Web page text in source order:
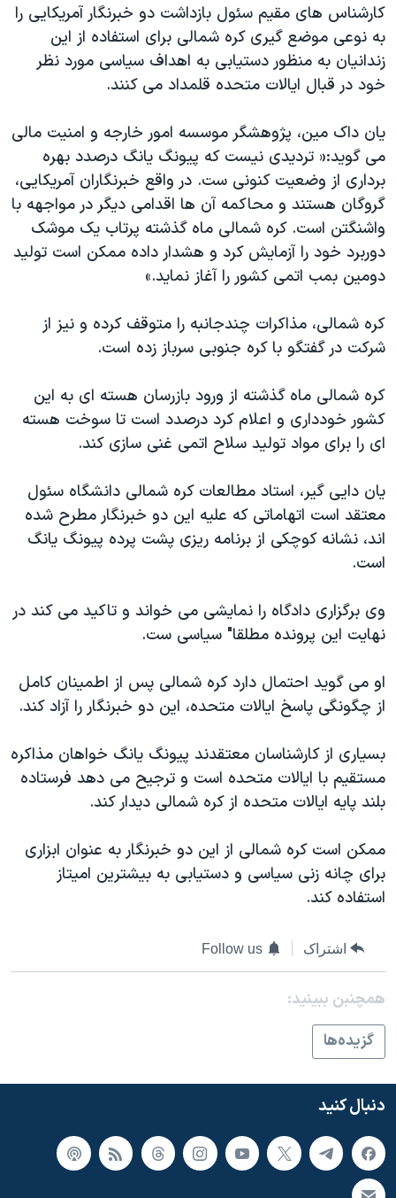
کارشناس های مقیم سئول بازداشت دو خبرنگار آمریکایی را
به نوعی موضع گیری کره شمالی برای استفاده از این
زندانیان به منظور دستیابی به اهداف سیاسی مورد نظر
خود در قبال ایالات متحده قلمداد می کنند.
یان داک مین، پژوهشگر موسسه امور خارجه و امنیت مالی
می گوید:« تردیدی نیست که پیونگ یانگ درصدد بهره
برداری از وضعیت کنونی ست. در واقع خبرنگاران آمریکایی،
گروگان هستند و محاکمه آن ها اقدامی دیگر در مواجهه با
واشنگتن است. کره شمالی ماه گذشته پرتاب یک موشک
دوربرد خود را آزمایش کرد و هشدار داده ممکن است تولید
دومین بمب اتمی کشور را آغاز نماید.»
کره شمالی، مذاکرات چندجانبه را متوقف کرده و نیز از
شرکت در گفتگو با کره جنوبی سرباز زده است.
کره شمالی ماه گذشته از ورود بازرسان هسته ای به این
کشور خودداری و اعلام کرد درصدد است تا سوخت هسته
ای را برای مواد تولید سلاح اتمی غنی سازی کند.
یان دایی گیر، استاد مطالعات کره شمالی دانشگاه سئول
معتقد است اتهاماتی که علیه این دو خبرنگار مطرح شده
اند، نشانه کوچکی از برنامه ریزی پشت پرده پیونگ یانگ
است.
وی برگزاری دادگاه را نمایشی می خواند و تاکید می کند در
نهایت این پرونده مطلقا" سیاسی ست.
او می گوید احتمال دارد کره شمالی پس از اطمینان کامل
از چگونگی پاسخ ایالات متحده، این دو خبرنگار را آزاد کند.
بسیاری از کارشناسان معتقدند پیونگ یانگ خواهان مذاکره
مستقیم با ایالات متحده است و ترجیح می دهد فرستاده
بلند پایه ایالات متحده از کره شمالی دیدار کند.
ممکن است کره شمالی از این دو خبرنگار به عنوان ابزاری
برای چانه زنی سیاسی و دستیابی به بیشترین امیتاز
استفاده کند.
اشتراک Follow us
همچنبن ببینید:
گزيده‌ها
دنبال کنید